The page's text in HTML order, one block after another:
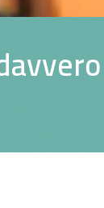
avvero